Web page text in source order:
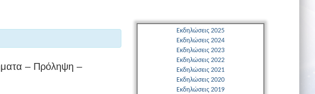
– Πρόληψη –
Εκδηλώσεις 2025
Εκδηλώσεις 2024
Εκδηλώσεις 2023
Εκδηλώσεις 2022
Εκδηλώσεις 2021
Εκδηλώσεις 2020
Εκδηλώσεις 2019